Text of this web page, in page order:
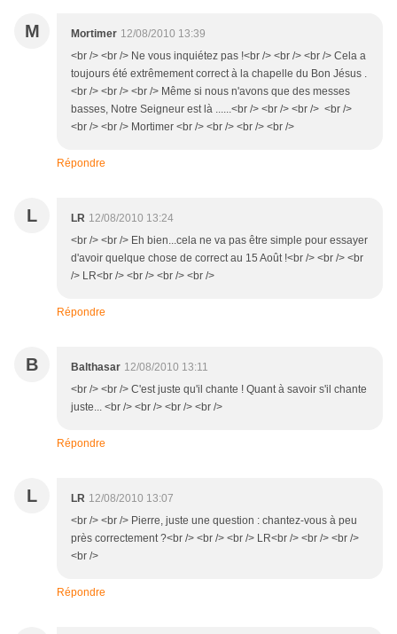
M Mortimer 12/08/2010 13:39
<br /> <br /> Ne vous inquiétez pas !<br /> <br /> <br /> Cela a
toujours été extrêmement correct à la chapelle du Bon Jésus .
<br /> <br /> <br /> Même si nous n'avons que des messes
basses, Notre Seigneur est là ......<br /> <br /> <br /> <br />
<br /> <br /> Mortimer <br /> <br /> <br /> <br />
Répondre
L LR 12/08/2010 13:24
<br /> <br /> Eh bien...cela ne va pas être simple pour essayer
d'avoir quelque chose de correct au 15 Août !<br /> <br /> <br
/> LR<br /> <br /> <br /> <br />
Répondre
B Balthasar 12/08/2010 13:11
<br /> <br /> C'est juste qu'il chante ! Quant à savoir s'il chante
juste... <br /> <br /> <br /> <br />
Répondre
L LR 12/08/2010 13:07
<br /> <br /> Pierre, juste une question : chantez-vous à peu
près correctement ?<br /> <br /> <br /> LR<br /> <br /> <br />
<br />
Répondre